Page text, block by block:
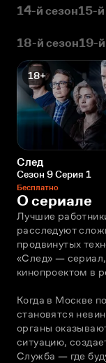
14-й сезон15-й
18-й сезон19-й
18+
След
Сезон 9 Серия 1
Бесплатно
О сериале
Лучшие
расследуют
продвинутых
«След» —
кинопроектом в
Когда в Москве
становятся
органы
ситуацию,
Служба — где